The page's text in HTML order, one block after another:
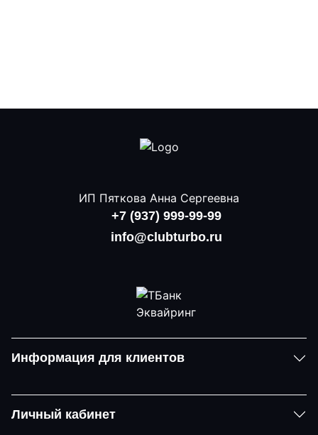
ИП Пяткова Анна Сергеевна
+7 (937) 999-99-99
info@clubturbo.ru
Информация для клиентов
Личный кабинет